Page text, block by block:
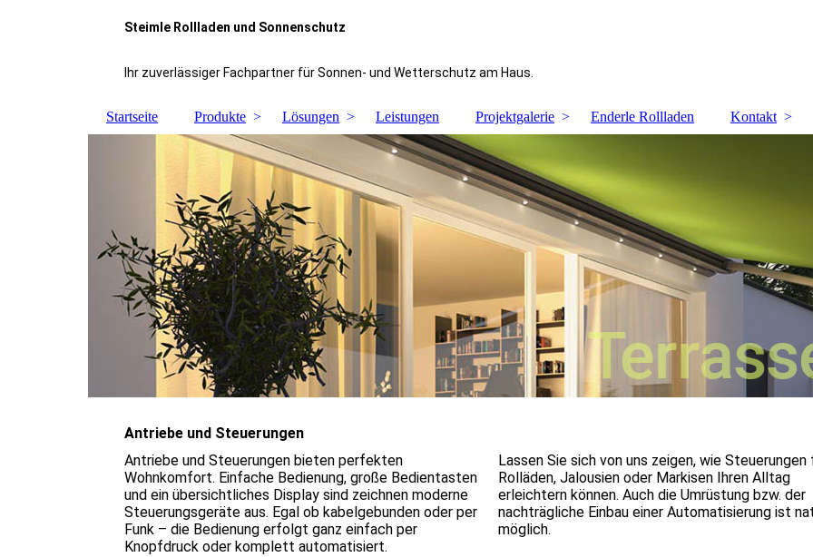
Steimle Rollladen und Sonnenschutz
Ihr zuverlässiger Fachpartner für Sonnen- und Wetterschutz am Haus.
Startseite Produkte Lösungen Leistungen Projektgalerie Enderle Rollladen Kontakt
Antriebe und Steuerungen
Antriebe und Steuerungen bieten perfekten
Wohnkomfort. Einfache Bedienung, große Bedientasten
und ein übersichtliches Display sind zeichnen moderne
Steuerungsgeräte aus. Egal ob kabelgebunden oder per
Funk – die Bedienung erfolgt ganz einfach per
Knopfdruck oder komplett automatisiert.
Lassen Sie sich von uns zeigen, wie Steuerungen
Rolläden, Jalousien oder Markisen Ihren Alltag
erleichtern können. Auch die Umrüstung bzw. der
nachträgliche Einbau einer Automatisierung ist
möglich.